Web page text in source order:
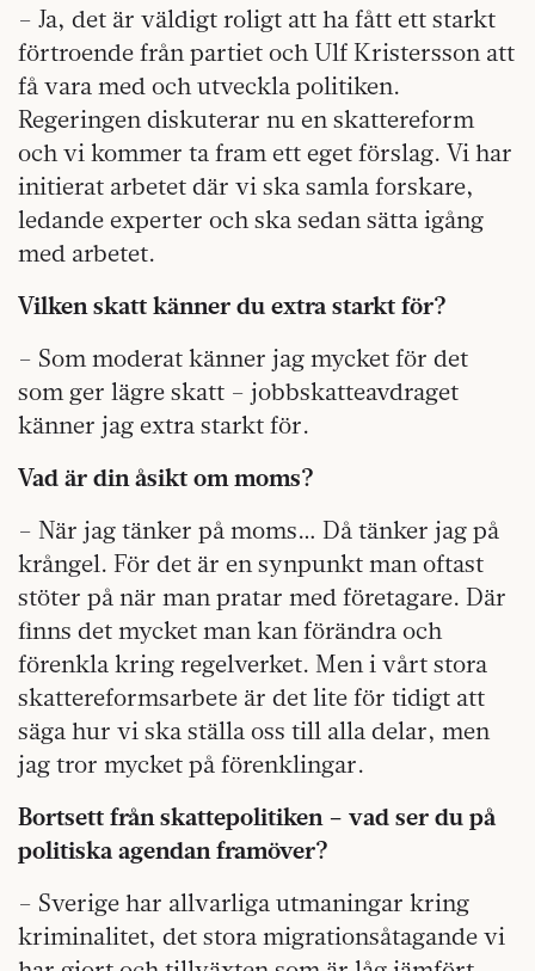
– Ja, det är väldigt roligt att ha fått ett starkt
förtroende från partiet och Ulf Kristersson att
få vara med och utveckla politiken.
Regeringen diskuterar nu en skattereform
och vi kommer ta fram ett eget förslag. Vi har
initierat arbetet där vi ska samla forskare,
ledande experter och ska sedan sätta igång
med arbetet.
Vilken skatt känner du extra starkt för?
– Som moderat känner jag mycket för det
som ger lägre skatt – jobbskatteavdraget
känner jag extra starkt för.
Vad är din åsikt om moms?
– När jag tänker på moms… Då tänker jag på
krångel. För det är en synpunkt man oftast
stöter på när man pratar med företagare. Där
finns det mycket man kan förändra och
förenkla kring regelverket. Men i vårt stora
skattereformsarbete är det lite för tidigt att
säga hur vi ska ställa oss till alla delar, men
jag tror mycket på förenklingar.
Bortsett från skattepolitiken – vad ser du på
politiska agendan framöver?
– Sverige har allvarliga utmaningar kring
kriminalitet, det stora migrationsåtagande vi